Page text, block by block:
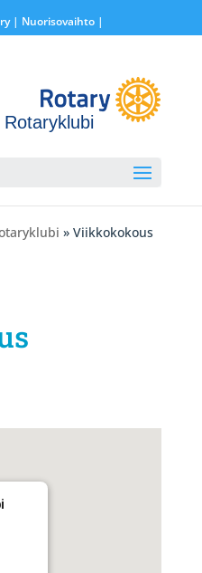
| Nuorisovaihto|
» Viikkokokous